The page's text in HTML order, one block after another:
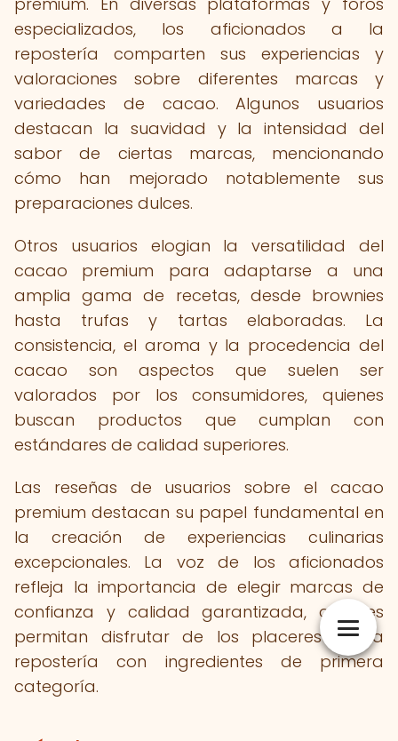
especializados, los aficionados a la
repostería comparten sus experiencias y
valoraciones sobre diferentes marcas y
variedades de cacao. Algunos usuarios
destacan la suavidad y la intensidad del
sabor de ciertas marcas, mencionando
cómo han mejorado notablemente sus
preparaciones dulces.
Otros usuarios elogian la versatilidad del
cacao premium para adaptarse a una
amplia gama de recetas, desde brownies
hasta trufas y tartas elaboradas. La
consistencia, el aroma y la procedencia del
cacao son aspectos que suelen ser
valorados por los consumidores, quienes
buscan productos que cumplan con
estándares de calidad superiores.
Las reseñas de usuarios sobre el cacao
premium destacan su papel fundamental en
la creación de experiencias culinarias
excepcionales. La voz de los aficionados
refleja la importancia de elegir marcas de
confianza y calidad garantizada, que les
permitan disfrutar de los placeres de la
repostería con ingredientes de primera
categoría.